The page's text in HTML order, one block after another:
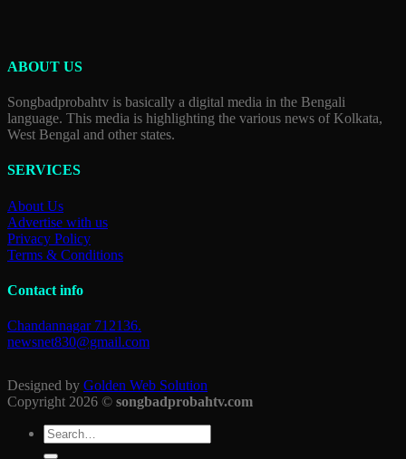
ABOUT US
Songbadprobahtv is basically a digital media in the Bengali
language. This media is highlighting the various news of Kolkata,
West Bengal and other states.
SERVICES
About Us
Advertise with us
Privacy Policy
Terms & Conditions
Contact info
Chandannagar 712136.
newsnet830@gmail.com
Designed by Golden Web Solution
Copyright 2026 © songbadprobahtv.com